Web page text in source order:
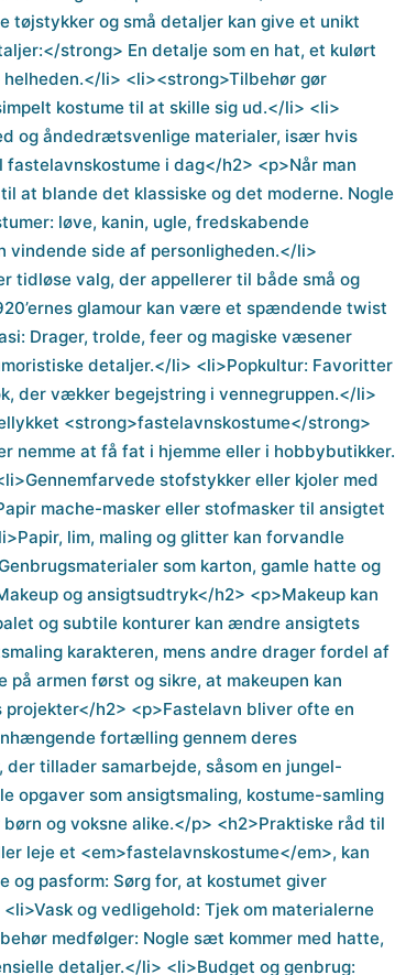
tøjstykker og små detaljer kan give et unikt
strong> En detalje som en hat, et kulørt
li> <li><strong>Tilbehør gør
kostume til at skille sig ud.</li> <li>
og åndedrætsvenlige materialer, især hvis
i dag</h2> <p>Når man
at blande det klassiske og det moderne. Nogle
løve, kanin, ugle, fredskabende
vindende side af personligheden.</li>
tidløse valg, der appellerer til både små og
glamour kan være et spændende twist
Drager, trolde, feer og magiske væsener
detaljer.</li> <li>Popkultur: Favoritter
der vækker begejstring i vennegruppen.</li>
<strong>fastelavnskostume</strong>
nemme at få fat i hjemme eller i hobbybutikker.
stofstykker eller kjoler med
mache-masker eller stofmasker til ansigtet
lim, maling og glitter kan forvandle
som karton, gamle hatte og
og ansigtsudtryk</h2> <p>Makeup kan
og subtile konturer kan ændre ansigtets
karakteren, mens andre drager fordel af
armen først og sikre, at makeupen kan
h2> <p>Fastelavn bliver ofte en
fortælling gennem deres
tillader samarbejde, såsom en jungel-
opgaver som ansigtsmaling, kostume-samling
og voksne alike.</p> <h2>Praktiske råd til
leje et <em>fastelavnskostume</em>, kan
pasform: Sørg for, at kostumet giver
og vedligehold: Tjek om materialerne
medfølger: Nogle sæt kommer med hatte,
detaljer.</li> <li>Budget og genbrug: